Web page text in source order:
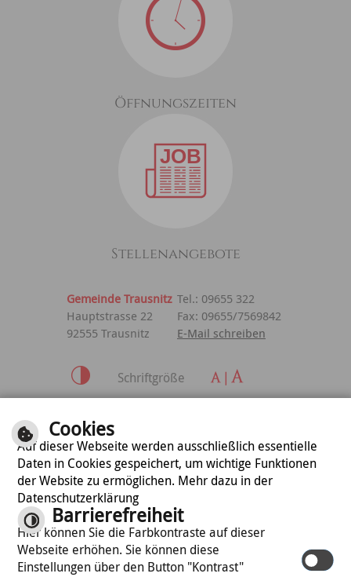
Öffnungszeiten
Stellenangebote
Gemeinde Trausnitz Tel.: 09655 322
Hauptstrasse 22
Fax: 09655/7569842
92555 Trausnitz
E-Mail schreiben
Schriftgröße
Datenschutzerklärung
optimiert für
mobile Endgeräte
©cm city media GmbH
Cookies
Auf dieser Webseite werden ausschließlich essentielle
Daten in Cookies gespeichert, um wichtige Funktionen
der Website zu ermöglichen. Mehr dazu in der
Datenschutzerklärung
Barrierefreiheit
Hier können Sie die Farbkontraste auf dieser
Webseite erhöhen. Sie können diese
Einstellungen über den Button "Kontrast"